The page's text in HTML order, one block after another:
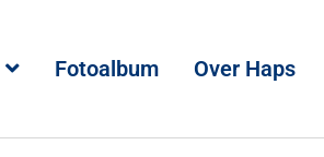
Fotoalbum Over Haps